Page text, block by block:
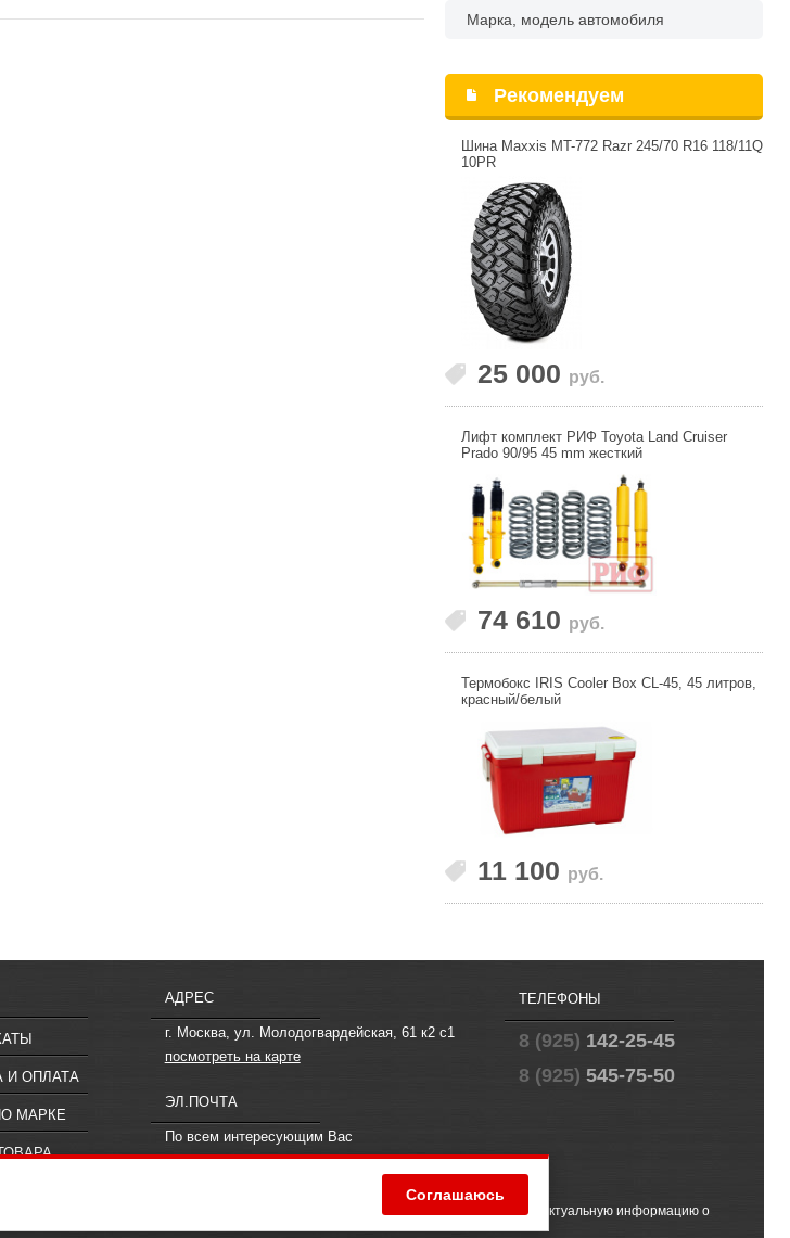
Марка, модель автомобиля
Рекомендуем
Шина Maxxis MT-772 Razr 245/70 R16 118/11Q
10PR
25 000 руб.
Лифт комплект РИФ Toyota Land Cruiser
Prado 90/95 45 mm жесткий
74 610 руб.
Термобокс IRIS Cooler Box CL-45, 45 литров,
красный/белый
11 100 руб.
И ОПЛАТА
МАРКЕ
АДРЕС
г. Москва, ул. Молодогвардейская, 61 к2 с1
посмотреть на карте
ЭЛ.ПОЧТА
По всем интересующим Вас
вопросам пишитеinfo@offroad.su
ТЕЛЕФОНЫ
8 (925) 142-25-45
8 (925) 545-75-50
определяемой положениями статьи 437 (2) ГК РФ. Чтобы получить точную и актуальную информацию о
Соглашаюсь